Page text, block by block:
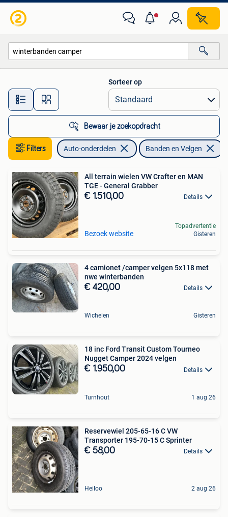
Alle afstanden…
Sorteer op
Bewaar je zoekopdracht
Filters Auto-onderdelen Banden en Velgen
All terrain wielen VW Crafter en MAN
TGE - General Grabber
€ 1.510,00 Details
Bezoek website
Topadvertentie
Gisteren
4 camionet /camper velgen 5x118 met
nwe winterbanden
€ 420,00 Details
Wichelen Gisteren
18 inc Ford Transit Custom Tourneo
Nugget Camper 2024 velgen
€ 1.950,00 Details
Turnhout 1 aug 26
Reservewiel 205-65-16 C VW
Transporter 195-70-15 C Sprinter
€ 58,00 Details
Heiloo 2 aug 26